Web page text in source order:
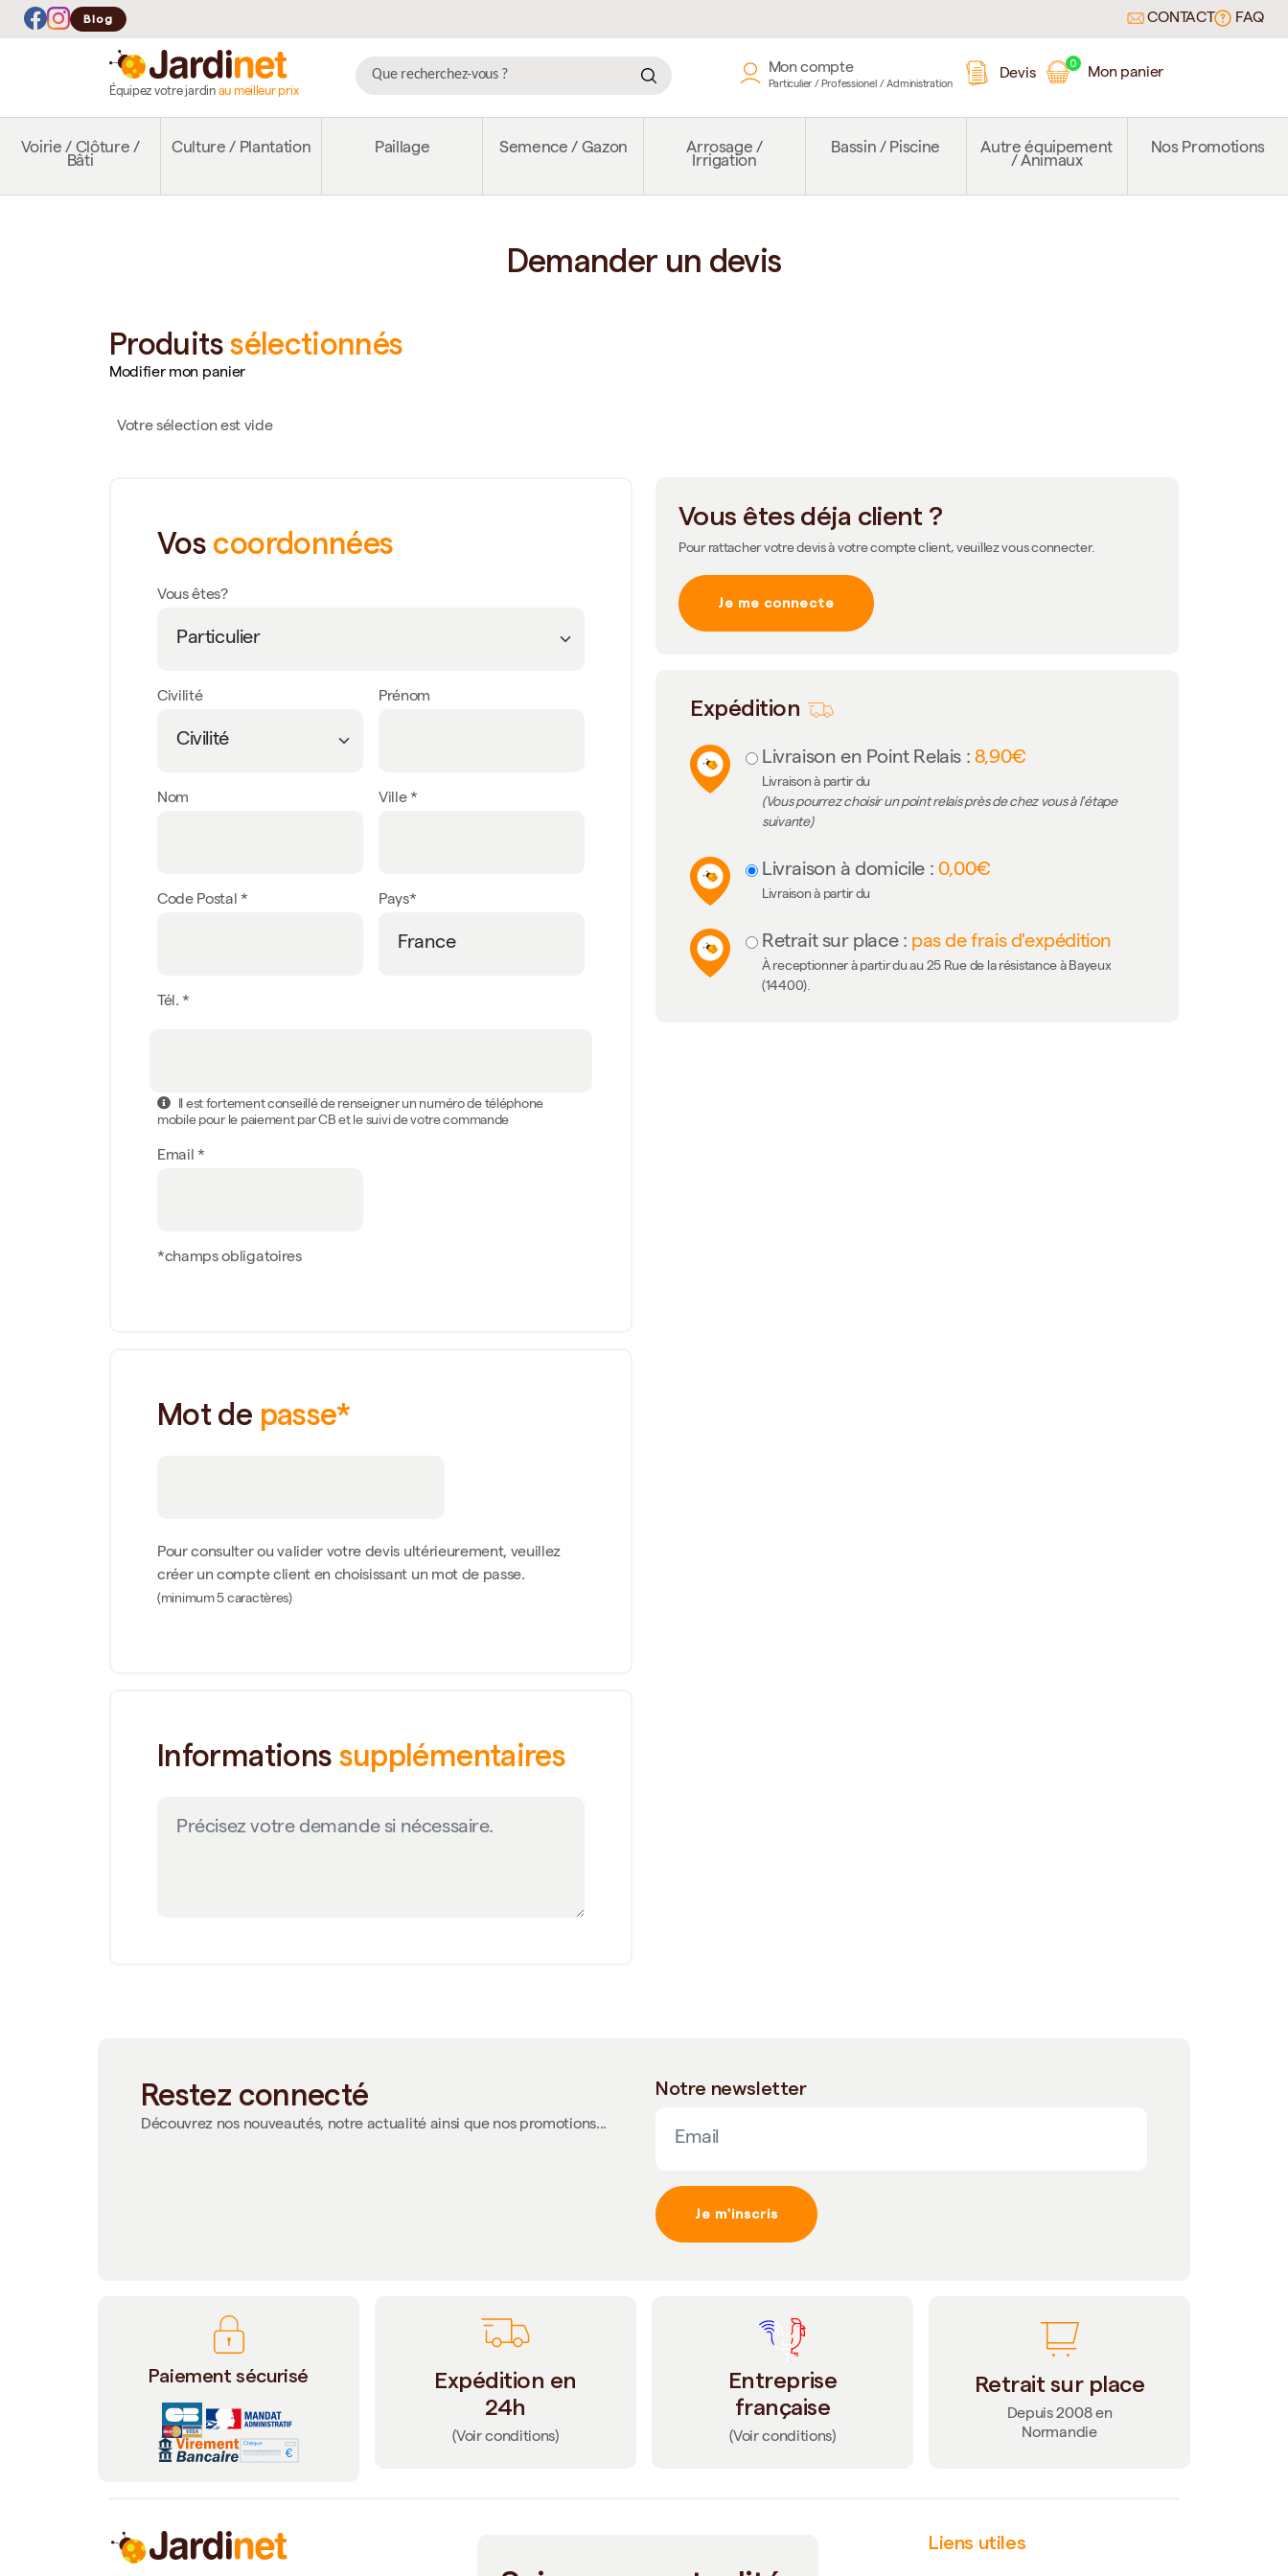
Blog CONTACT FAQ
Équipez votre jardin au meilleur prix
Mon compte
Particulier / Professionel / Administration
Devis
0
Mon panier
Voirie / Clôture /
Bâti
Culture / Plantation Paillage Semence / Gazon
Arrosage /
Irrigation
Bassin / Piscine
Autre équipement
/ Animaux
Nos Promotions
Demander un devis
Produitssélectionnés
Modifier mon panier
Votre sélection est vide
Vos coordonnées
Vous êtes?
Civilité Prénom
Nom Ville *
Code Postal * Pays*
Tél. *
Il est fortement conseillé de renseigner un numéro de téléphone
mobile pour le paiement par CB et le suivi de votre commande
Email *
*champs obligatoires
Mot de passe*
Pour consulter ou valider votre devis ultérieurement, veuillez
créer un compte client en choisissant un mot de passe.
(minimum 5 caractères)
Informations supplémentaires
Vous êtes déja client ?
Pour rattacher votre devis à votre compte client, veuillez vous connecter.
Je me connecte
Expédition
Livraison en Point Relais : 8,90€
Livraison à partir du
(Vous pourrez choisir un point relais près de chez vous à l'étape
suivante)
Livraison à domicile : 0,00€
Livraison à partir du
Retrait sur place : pas de frais d'expédition
À receptionner à partir du au 25 Rue de la résistance à Bayeux
(14400).
Restez connecté
Découvrez nos nouveautés, notre actualité ainsi que nos promotions...
Notre newsletter
Je m'inscris
Paiement sécurisé
Expédition en
24h
(Voir conditions)
Entreprise
française
(Voir conditions)
Retrait sur place
Depuis 2008 en
Normandie
Liens utiles